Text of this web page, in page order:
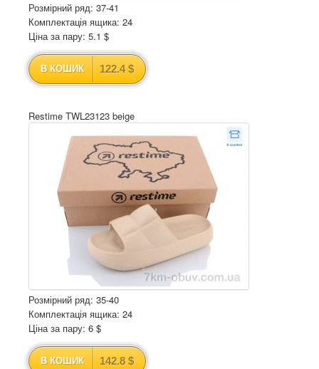
Розмірний ряд: 37-41
Комплектація ящика: 24
Ціна за пару: 5.1 $
В КОШИК 122.4 $
Restime TWL23123 beige
Розмірний ряд: 35-40
Комплектація ящика: 24
Ціна за пару: 6 $
В КОШИК 142.8 $